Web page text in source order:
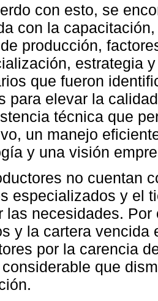
con esto, se
con la
producción,
estrategia
que fueron
para elevar la
técnica que
un manejo
y una visión
no cuentan
especializados y el
las necesidades.
y la cartera vencida
por la carencia
que